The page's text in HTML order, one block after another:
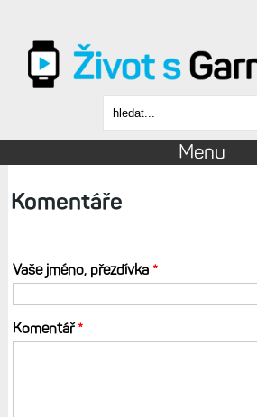
Vyhledávání
Menu
Komentáře
Vaše jméno, přezdívka *
Komentář*